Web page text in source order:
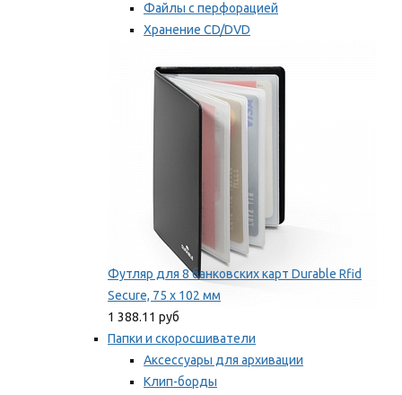
Файлы с перфорацией
Хранение CD/DVD
Мы рекомендуем
Футляр для 8 банковских карт Durable Rfid
Secure, 75 х 102 мм
1 388.11 руб
Папки и скоросшиватели
Аксессуары для архивации
Клип-борды